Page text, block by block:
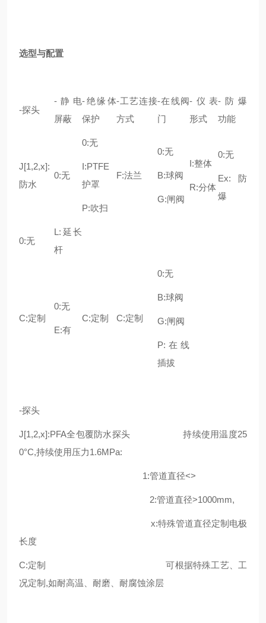
选型与配置
-探头
-静电
屏蔽
-绝缘体
保护
-工艺连接
方式
-在线阀
门
-仪表
形式
-防爆
功能
J[1,2,x]:
防水
0:无
0:无
I:PTFE
护罩
P:吹扫
F:法兰
0:无
B:球阀
G:闸阀
I:整体
R:分体
0:无
Ex:防
爆
0:无
L:延长
杆
C:定制
0:无
E:有
C:定制 C:定制
0:无
B:球阀
G:闸阀
P:在线
插拔
-探头
J[1,2,x]:PFA全包覆防水探头 持续使用温度25
0°C,持续使用压力1.6MPa:
1:管道直径<>
2:管道直径>1000mm,
x:特殊管道直径定制电极
长度
C:定制 可根据特殊工艺、工
况定制,如耐高温、耐磨、耐腐蚀涂层